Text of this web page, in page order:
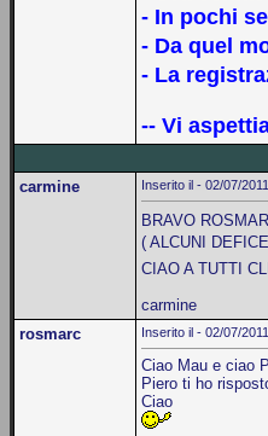
- In pochi
- Da quel
- La
-- Vi
carmine Inserito il - 02/07/
BRAVO
( ALCUNI
CIAO A TUTTI
carmine
rosmarc
Inserito il - 02/07/
Ciao Mau e ciao
Piero ti ho
Ciao